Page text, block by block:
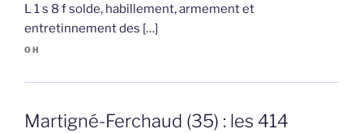
L 1 s 8 f solde, habillement, armement et
entretinnement des […]
OH
Martigné-Ferchaud (35) : les 414